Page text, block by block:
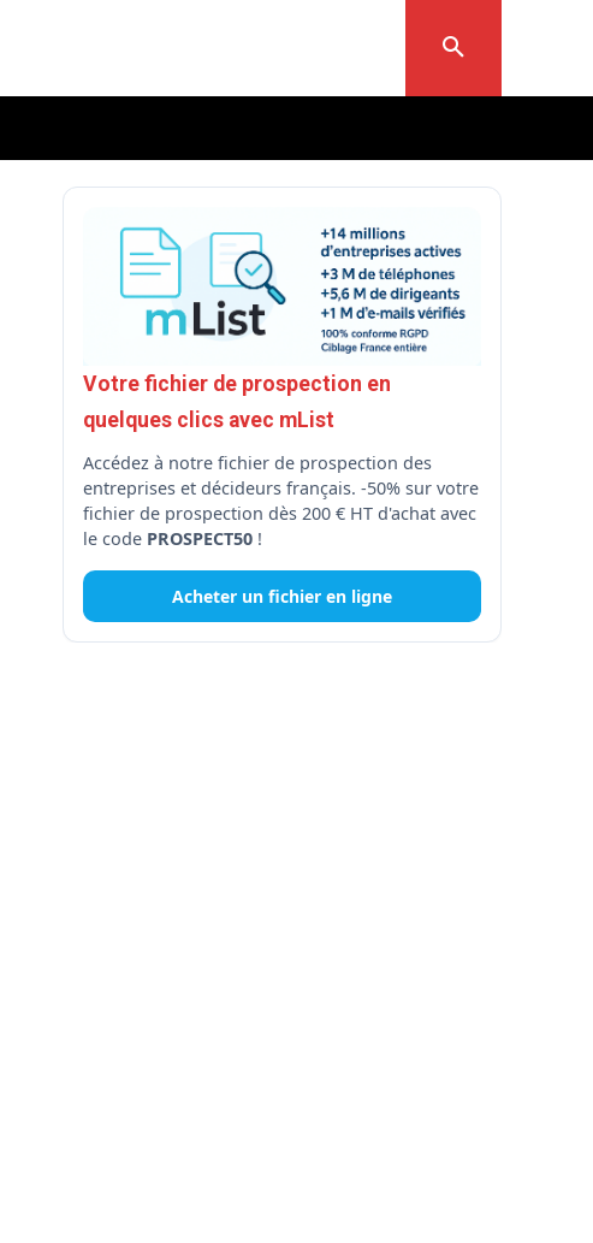
Votre fichier de prospection en
quelques clics avec mList
Accédez à notre fichier de prospection des
entreprises et décideurs français. -50% sur votre
fichier de prospection dès 200 € HT d'achat avec
le code PROSPECT50!
Acheter un fichier en ligne